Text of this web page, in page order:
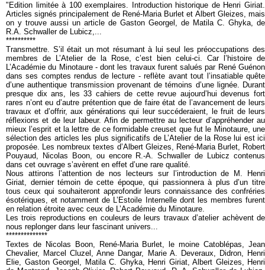
"Edition limitée à 100 exemplaires. Introduction historique de Henri Giriat.
Articles signés principalement de René-Maria Burlet et Albert Gleizes, mais
on y trouve aussi un article de Gaston Georgel, de Matila C. Ghyka, de
R.A. Schwaller de Lubicz,...
**********
Transmettre. S’il était un mot résumant à lui seul les préoccupations des
membres de L’Atelier de la Rose, c’est bien celui-ci. Car l’histoire de
L’Académie du Minotaure - dont les travaux furent salués par René Guénon
dans ses comptes rendus de lecture - reflète avant tout l’insatiable quête
d’une authentique transmission provenant de témoins d’une lignée. Durant
presque dix ans, les 33 cahiers de cette revue aujourd’hui devenus fort
rares n’ont eu d’autre prétention que de faire état de l’avancement de leurs
travaux et d’offrir, aux générations qui leur succéderaient, le fruit de leurs
réflexions et de leur labeur. Afin de permettre au lecteur d’appréhender au
mieux l’esprit et la lettre de ce formidable creuset que fut le Minotaure, une
sélection des articles les plus significatifs de L’Atelier de la Rose lui est ici
proposée. Les nombreux textes d’Albert Gleizes, René-Maria Burlet, Robert
Pouyaud, Nicolas Boon, ou encore R.-A. Schwaller de Lubicz contenus
dans cet ouvrage s’avèrent en effet d’une rare qualité.
Nous attirons l’attention de nos lecteurs sur l’introduction de M. Henri
Giriat, dernier témoin de cette époque, qui passionnera à plus d’un titre
tous ceux qui souhaiteront approfondir leurs connaissance des confréries
ésotériques, et notamment de L’Estoile Internelle dont les membres furent
en relation étroite avec ceux de L’Académie du Minotaure.
Les trois reproductions en couleurs de leurs travaux d’atelier achèvent de
nous replonger dans leur fascinant univers...
**************
Textes de Nicolas Boon, René-Maria Burlet, le moine Catoblépas, Jean
Chevalier, Marcel Cluzel, Anne Dangar, Marie A. Deveraux, Didron, Henri
Elie, Gaston Georgel, Matila C. Ghyka, Henri Giriat, Albert Gleizes, Henri